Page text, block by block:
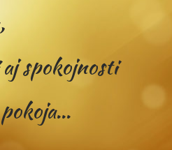
spokojnosti